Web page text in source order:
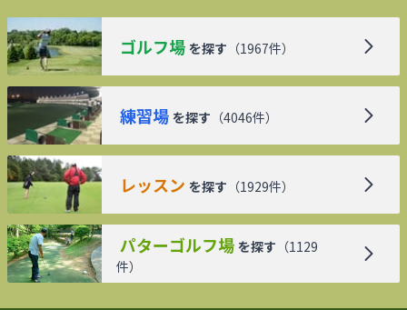
ゴルフ場 を探す （1967件）
練習場 を探す （4046件）
レッスン を探す （1929件）
パターゴルフ場 を探す （1129
件）